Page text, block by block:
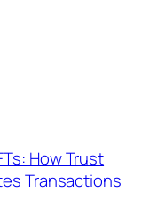
How Trust
Transactions